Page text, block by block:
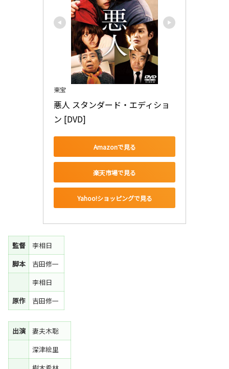
東宝
悪人 スタンダード・エディショ
ン [DVD]
Amazonで見る
楽天市場で見る
Yahoo!ショッピングで見る
監督
李相日
脚本
吉田修一
李相日
原作
吉田修一
出演
妻夫木聡
深津絵里